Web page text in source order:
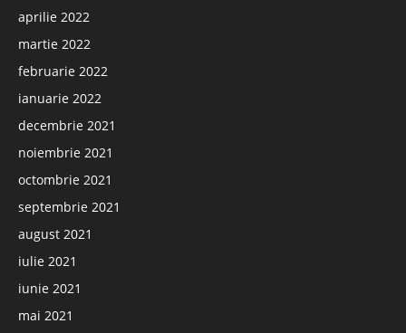
aprilie 2022
martie 2022
februarie 2022
ianuarie 2022
decembrie 2021
noiembrie 2021
octombrie 2021
septembrie 2021
august 2021
iulie 2021
iunie 2021
mai 2021